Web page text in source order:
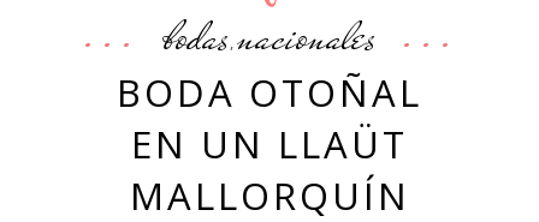
bodas,nacionales
BODA OTOÑAL
EN UN LLAÜT
MALLORQUÍN